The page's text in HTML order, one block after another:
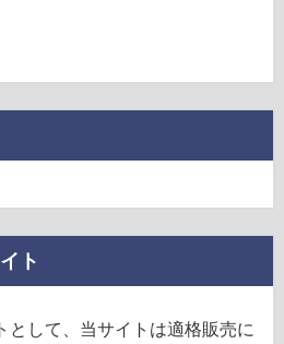
ト
として、当サイトは適格販売に